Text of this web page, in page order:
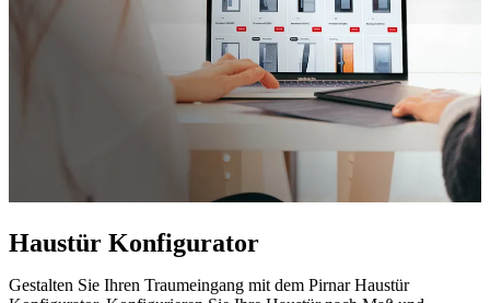
Haustür Konfigurator
Gestalten Sie Ihren Traumeingang mit dem Pirnar Haustür